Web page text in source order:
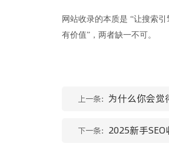
网站收录的本质是 “让搜索引
有价值”，两者缺一不可。
上一条： 为什么你会觉
下一条： 2025新手